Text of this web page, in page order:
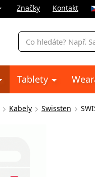
Značky Kontakt
Vyhledávání
Tablety
Kabely Swissten